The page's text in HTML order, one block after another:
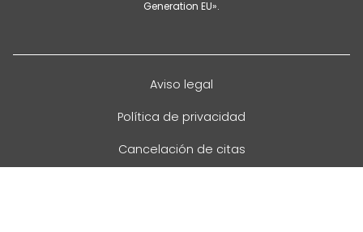
Generation EU».
Aviso legal
Política de privacidad
Cancelación de citas